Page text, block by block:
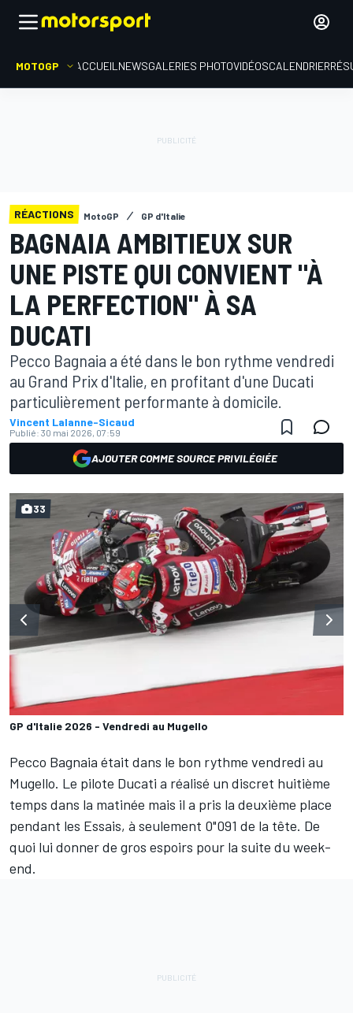
MOTOGP ACCUEIL NEWSGALERIES PHOTOVIDÉOSCALENDRIER
RÉACTIONS MotoGP GP d'Italie
BAGNAIA AMBITIEUX SUR
UNE PISTE QUI CONVIENT "À
LA PERFECTION" À SA
DUCATI
Pecco Bagnaia a été dans le bon rythme vendredi
au Grand Prix d'Italie, en profitant d'une Ducati
particulièrement performante à domicile.
Vincent Lalanne-Sicaud
Publié: 30 mai 2026, 07:59
AJOUTER COMME SOURCE PRIVILÉGIÉE
GP d'Italie 2026 - Vendredi au Mugello
33
Pecco Bagnaia était dans le bon rythme vendredi au
Mugello. Le pilote Ducati a réalisé un discret huitième
temps dans la matinée mais il a pris la deuxième place
pendant les Essais, à seulement 0"091 de la tête. De
quoi lui donner de gros espoirs pour la suite du week-
end.